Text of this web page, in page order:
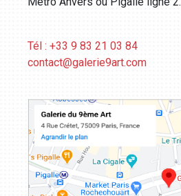
Tél : +33 9 83 21 03 84
contact@galerie9art.com